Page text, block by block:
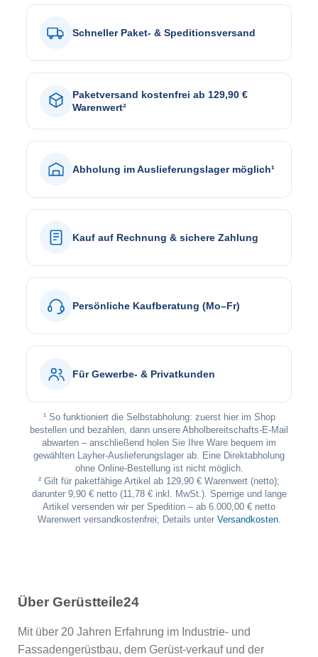
Schneller Paket- & Speditionsversand
Paketversand kostenfrei ab 129,90 €
Warenwert²
Abholung im Auslieferungslager möglich¹
Kauf auf Rechnung & sichere Zahlung
Persönliche Kaufberatung (Mo–Fr)
Für Gewerbe- & Privatkunden
¹ So funktioniert die Selbstabholung: zuerst hier im Shop
bestellen und bezahlen, dann unsere Abholbereitschafts-E-Mail
abwarten – anschließend holen Sie Ihre Ware bequem im
gewählten Layher-Auslieferungslager ab. Eine Direktabholung
ohne Online-Bestellung ist nicht möglich.
² Gilt für paketfähige Artikel ab 129,90 € Warenwert (netto);
darunter 9,90 € netto (11,78 € inkl. MwSt.). Sperrige und lange
Artikel versenden wir per Spedition – ab 6.000,00 € netto
Warenwert versandkostenfrei; Details unter Versandkosten.
Über Gerüstteile24
Mit über 20 Jahren Erfahrung im Industrie- und
Fassadengerüstbau, dem Gerüst-verkauf und der